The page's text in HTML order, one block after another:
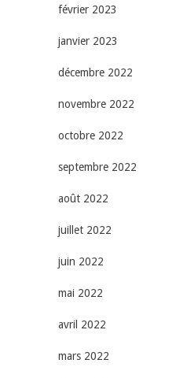
février 2023
janvier 2023
décembre 2022
novembre 2022
octobre 2022
septembre 2022
août 2022
juillet 2022
juin 2022
mai 2022
avril 2022
mars 2022